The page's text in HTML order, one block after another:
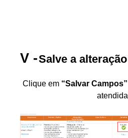
Salve a alteração
Clique em “Salvar Campos”
atendida